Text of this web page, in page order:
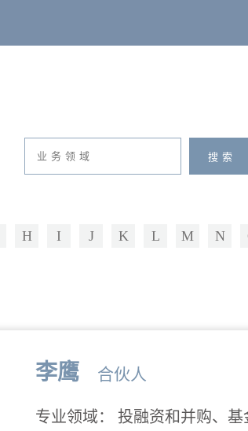
H I J K L M N
李鹰 合伙人
专业领域： 投融资和并购、